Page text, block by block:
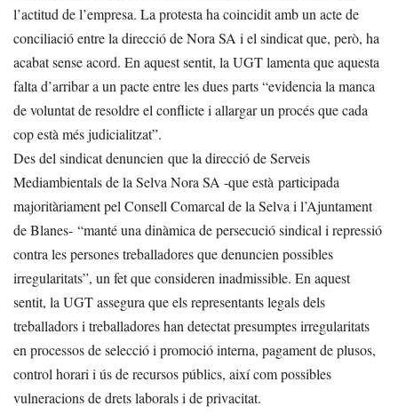
l’actitud de l’empresa. La protesta ha coincidit amb un acte de
conciliació entre la direcció de Nora SA i el sindicat que, però, ha
acabat sense acord. En aquest sentit, la UGT lamenta que aquesta
falta d’arribar a un pacte entre les dues parts “evidencia la manca
de voluntat de resoldre el conflicte i allargar un procés que cada
cop està més judicialitzat”.
Des del sindicat denuncien que la direcció de Serveis
Mediambientals de la Selva Nora SA -que està participada
majoritàriament pel Consell Comarcal de la Selva i l’Ajuntament
de Blanes- “manté una dinàmica de persecució sindical i repressió
contra les persones treballadores que denuncien possibles
irregularitats”, un fet que consideren inadmissible. En aquest
sentit, la UGT assegura que els representants legals dels
treballadors i treballadores han detectat presumptes irregularitats
en processos de selecció i promoció interna, pagament de plusos,
control horari i ús de recursos públics, així com possibles
vulneracions de drets laborals i de privacitat.